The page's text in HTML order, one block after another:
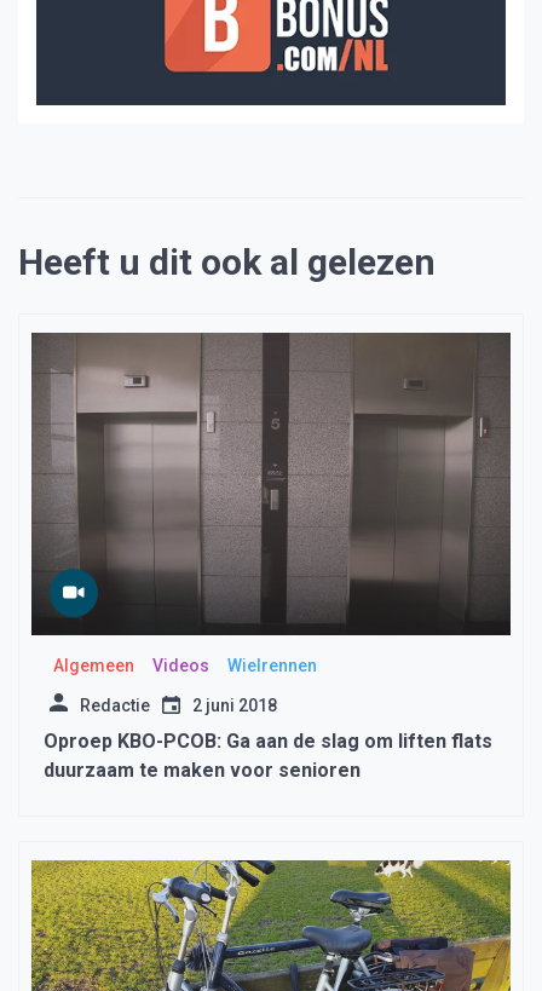
Heeft u dit ook al gelezen
Algemeen Videos Wielrennen
Redactie 2 juni 2018
Oproep KBO-PCOB: Ga aan de slag om liften flats
duurzaam te maken voor senioren